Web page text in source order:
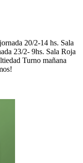
20/2-14 hs. Sala
23/2- 9hs. Sala Roja
Turno mañana